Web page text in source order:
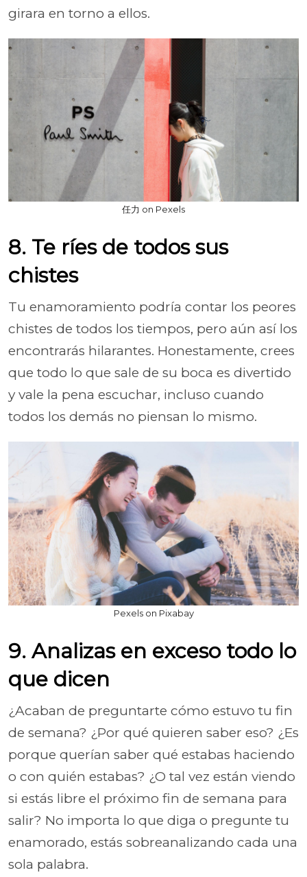
girara en torno a ellos.
任力 on Pexels
8. Te ríes de todos sus
chistes
Tu enamoramiento podría contar los peores
chistes de todos los tiempos, pero aún así los
encontrarás hilarantes. Honestamente, crees
que todo lo que sale de su boca es divertido
y vale la pena escuchar, incluso cuando
todos los demás no piensan lo mismo.
Pexels on Pixabay
9. Analizas en exceso todo lo
que dicen
¿Acaban de preguntarte cómo estuvo tu fin
de semana? ¿Por qué quieren saber eso? ¿Es
porque querían saber qué estabas haciendo
o con quién estabas? ¿O tal vez están viendo
si estás libre el próximo fin de semana para
salir? No importa lo que diga o pregunte tu
enamorado, estás sobreanalizando cada una
sola palabra.